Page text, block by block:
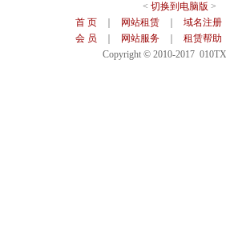
< 切换到电脑版 >
首 页｜ 网站租赁｜ 域名注册
会 员
网站服务｜ 租赁帮助
Copyright © 2010-2017